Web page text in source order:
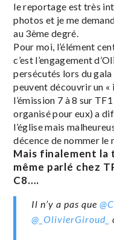
le reportage est très
photos et je me
au 3ème degré.
Pour moi, l’élément
c’est l’engagement
persécutés lors du
peuvent découvrir un «
l’émission 7 à 8 sur
organisé pour eux) a
l’église mais
décence de nommer le
Mais finalement la
même parlé chez
C8….
Il n’y a pas que
@_OlivierGiroud_